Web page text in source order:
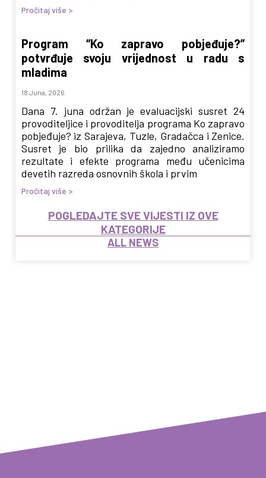
Pročitaj više >
Program “Ko zapravo pobjeđuje?”
potvrđuje svoju vrijednost u radu s
mladima
18 Juna, 2026
Dana 7. juna održan je evaluacijski susret 24
provoditeljice i provoditelja programa Ko zapravo
pobjeđuje? iz Sarajeva, Tuzle, Gradačca i Zenice.
Susret je bio prilika da zajedno analiziramo
rezultate i efekte programa među učenicima
devetih razreda osnovnih škola i prvim
Pročitaj više >
POGLEDAJTE SVE VIJESTI IZ OVE
KATEGORIJE
ALL NEWS